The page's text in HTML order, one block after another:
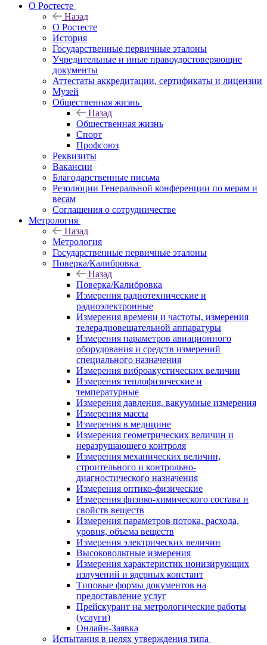
О Ростесте
Назад
О Ростесте
История
Государственные первичные эталоны
Учредительные и иные правоудостоверяющие
документы
Аттестаты аккредитации, сертификаты и лицензии
Музей
Общественная жизнь
Назад
Общественная жизнь
Спорт
Профсоюз
Реквизиты
Вакансии
Благодарственные письма
Резолюции Генеральной конференции по мерам и
весам
Соглашения о сотрудничестве
Метрология
Назад
Метрология
Государственные первичные эталоны
Поверка/Калибровка
Назад
Поверка/Калибровка
Измерения радиотехнические и
радиоэлектронные
Измерения времени и частоты, измерения
телерадиовещательной аппаратуры
Измерения параметров авиационного
оборудования и средств измерений
специального назначения
Измерения виброакустических величин
Измерения теплофизические и
температурные
Измерения давления, вакуумные измерения
Измерения массы
Измерения в медицине
Измерения геометрических величин и
неразрушающего контроля
Измерения механических величин,
строительного и контрольно-
диагностического назначения
Измерения оптико-физические
Измерения физико-химического состава и
свойств веществ
Измерения параметров потока, расхода,
уровня, объема веществ
Измерения электрических величин
Высоковольтные измерения
Измерения характеристик ионизирующих
излучений и ядерных констант
Типовые формы документов на
предоставление услуг
Прейскурант на метрологические работы
(услуги)
Онлайн-Заявка
Испытания в целях утверждения типа